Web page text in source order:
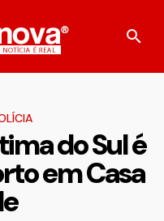
do Sul é
em Casa